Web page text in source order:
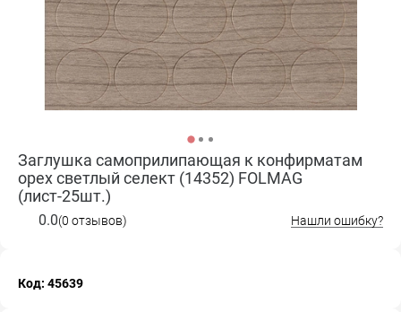
Заглушка самоприлипающая к конфирматам
орех светлый селект (14352) FOLMAG
(лист-25шт.)
0.0(0 отзывов) Нашли ошибку?
Код: 45639